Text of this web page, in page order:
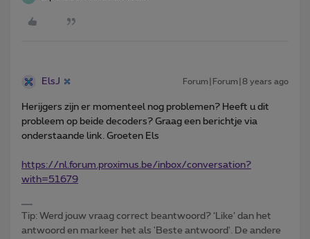
ElsJ Forum|Forum|8 years ago
Herijgers zijn er momenteel nog problemen? Heeft u dit
probleem op beide decoders? Graag een berichtje via
onderstaande link. Groeten Els
https://nl.forum.proximus.be/inbox/conversation?
with=51679
Tip: Werd jouw vraag correct beantwoord? ‘Like’ dan het
antwoord en markeer het als 'Beste antwoord'. De andere